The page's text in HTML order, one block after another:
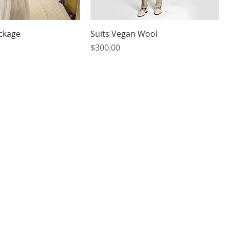
Suits Vegan Wool
मूल्य
$300.00